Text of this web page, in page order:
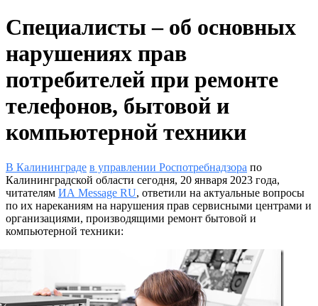
Специалисты – об основных
нарушениях прав
потребителей при ремонте
телефонов, бытовой и
компьютерной техники
В Калининграде в управлении Роспотребнадзора по
Калининградской области сегодня, 20 января 2023 года,
читателям ИА Message RU, ответили на актуальные вопросы
по их нареканиям на нарушения прав сервисными центрами и
организациями, производящими ремонт бытовой и
компьютерной техники: